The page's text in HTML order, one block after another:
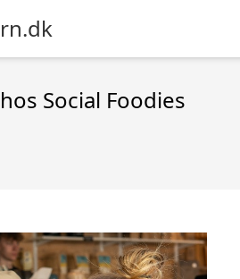
Social Foodies